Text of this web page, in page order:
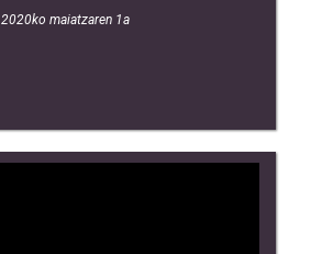
2020ko maiatzaren 1a